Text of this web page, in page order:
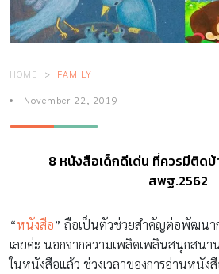
HOME FAMILY
November 22, 2019
8 หนังสือเด็กดีเด่น ที่ควรมีติดบ้
สพฐ.2562
“หนังสือ” ถือเป็นตัวช่วยสำคัญต่อพัฒนาก
เลยค่ะ นอกจากความเพลิดเพลินสนุกสนา
ในหนังสือแล้ว ช่วงเวลาของการอ่านหนังสื